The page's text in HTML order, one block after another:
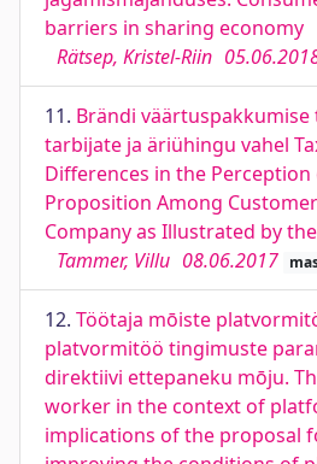
barriers in sharing economy
Rätsep, Kristel-Riin
11. Brändi väärtuspakkumise
tarbijate ja äriühingu vahel
Differences in the Perception
Proposition Among
Company as Illustrated by
Tammer, Villu 08.06.2017
12. Töötaja mōiste
platvormitöö tingimuste
direktiivi ettepaneku mōju.
worker in the context of
implications of the proposal